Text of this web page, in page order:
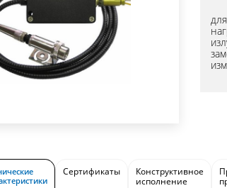
Сертификаты
Конструктивное
исполнение